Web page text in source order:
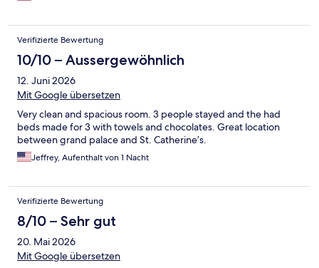
Verifizierte Bewertung
10/10 – Aussergewöhnlich
12. Juni 2026
Mit Google übersetzen
Very clean and spacious room. 3 people stayed and the had
beds made for 3 with towels and chocolates. Great location
between grand palace and St. Catherine’s.
Jeffrey, Aufenthalt von 1 Nacht
Verifizierte Bewertung
8/10 – Sehr gut
20. Mai 2026
Mit Google übersetzen